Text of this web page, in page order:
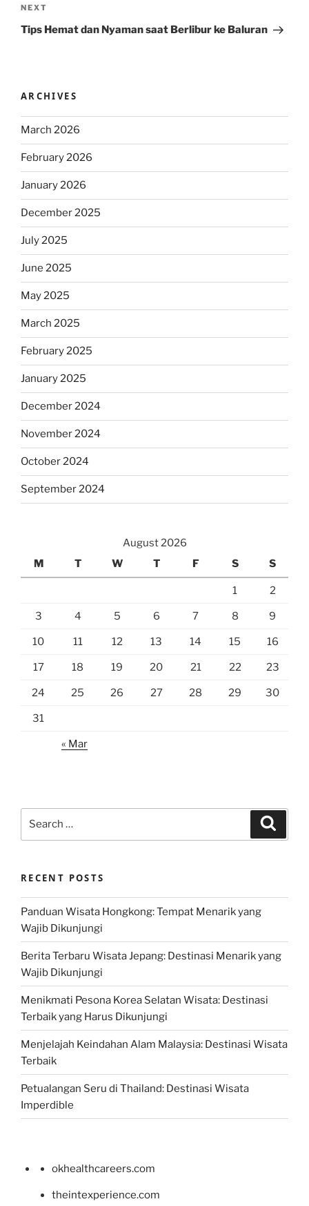
Next
Post
NEXT
Tips Hemat dan Nyaman saat Berlibur ke Baluran
ARCHIVES
March 2026
February 2026
January 2026
December 2025
July 2025
June 2025
May 2025
March 2025
February 2025
January 2025
December 2024
November 2024
October 2024
September 2024
August 2026
M
T W T F S S
1 2
3 4 5 6 7 8 9
10 11 12 13 14 15 16
17 18 19 20 21 22 23
24 25 26 27 28 29 30
31
« Mar
RECENT POSTS
Panduan Wisata Hongkong: Tempat Menarik yang
Wajib Dikunjungi
Berita Terbaru Wisata Jepang: Destinasi Menarik yang
Wajib Dikunjungi
Menikmati Pesona Korea Selatan Wisata: Destinasi
Terbaik yang Harus Dikunjungi
Menjelajah Keindahan Alam Malaysia: Destinasi Wisata
Terbaik
Petualangan Seru di Thailand: Destinasi Wisata
Imperdible
okhealthcareers.com
theintexperience.com